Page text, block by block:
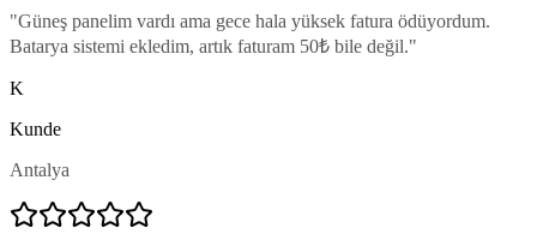
"Güneş panelim vardı ama gece hala yüksek fatura ödüyordum.
Batarya sistemi ekledim, artık faturam 50₺ bile değil."
K
Kunde
Antalya